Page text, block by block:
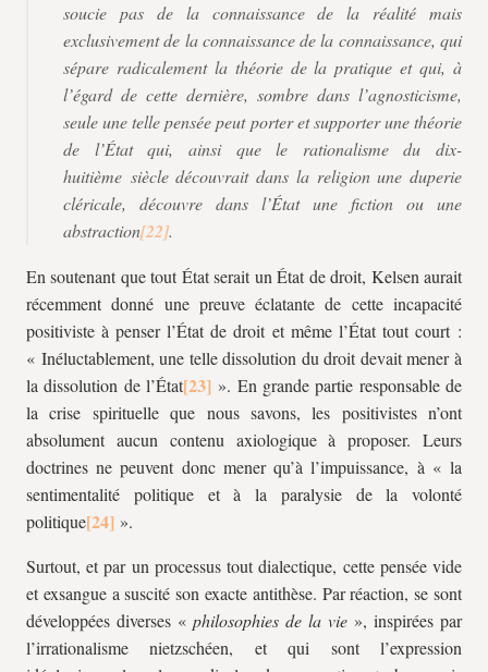
soucie pas de la connaissance de la réalité mais
exclusivement de la connaissance de la connaissance, qui
sépare radicalement la théorie de la pratique et qui, à
l’égard de cette dernière, sombre dans l’agnosticisme,
seule une telle pensée peut porter et supporter une théorie
de l’État qui, ainsi que le rationalisme du dix-
huitième siècle découvrait dans la religion une duperie
cléricale, découvre dans l’État une fiction ou une
abstraction
.
En soutenant que tout État serait un État de droit, Kelsen aurait
récemment donné une preuve éclatante de cette incapacité
positiviste à penser l’État de droit et même l’État tout court :
« Inéluctablement, une telle dissolution du droit devait mener à
la dissolution de l’État
». En grande partie responsable de
la crise spirituelle que nous savons, les positivistes n’ont
absolument aucun contenu axiologique à proposer. Leurs
doctrines ne peuvent donc mener qu’à l’impuissance, à « la
sentimentalité politique et à la paralysie de la volonté
politique
».
Surtout, et par un processus tout dialectique, cette pensée vide
et exsangue a suscité son exacte antithèse. Par réaction, se sont
développées diverses «philosophies de la vie», inspirées par
l’irrationalisme nietzschéen, et qui sont l’expression